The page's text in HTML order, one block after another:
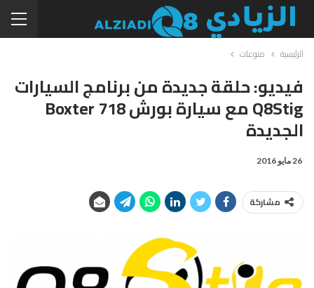
الرئيسية منوعات
فيديو: حلقة جديدة من برنامج السيارات
Q8Stig مع سيارة بورش Boxter 718
الجديدة
26 مايو 2016
مشاركة